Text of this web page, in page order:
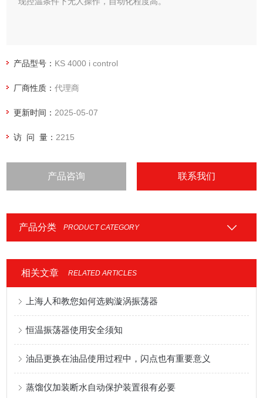
产品型号： KS 4000 i control
厂商性质：代理商
更新时间： 2025-05-07
访 问 量： 2215
产品咨询 联系我们
产品分类 PRODUCT CATEGORY
相关文章 RELATED ARTICLES
上海人和教您如何选购漩涡振荡器
恒温振荡器使用安全须知
油品更换在油品使用过程中，闪点也有重要意义
蒸馏仪加装断水自动保护装置很有必要